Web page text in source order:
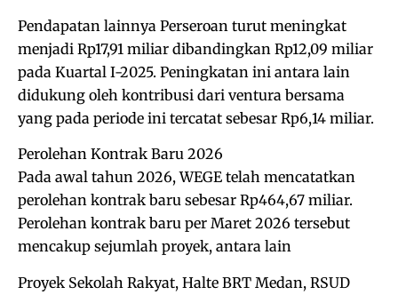
Pendapatan lainnya Perseroan turut meningkat
menjadi Rp17,91 miliar dibandingkan Rp12,09 miliar
pada Kuartal I-2025. Peningkatan ini antara lain
didukung oleh kontribusi dari ventura bersama
yang pada periode ini tercatat sebesar Rp6,14 miliar.
Perolehan Kontrak Baru 2026
Pada awal tahun 2026, WEGE telah mencatatkan
perolehan kontrak baru sebesar Rp464,67 miliar.
Perolehan kontrak baru per Maret 2026 tersebut
mencakup sejumlah proyek, antara lain
Proyek Sekolah Rakyat, Halte BRT Medan, RSUD